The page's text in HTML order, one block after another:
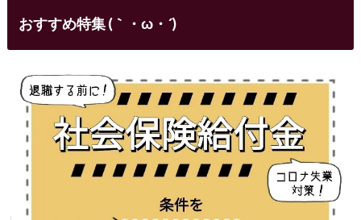
おすすめ特集 (｀・ω・´)ゞ